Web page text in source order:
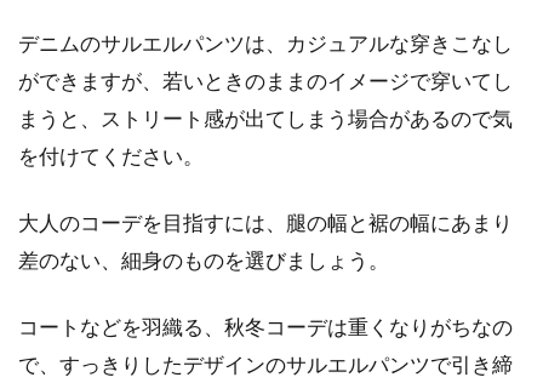
デニムのサルエルパンツは、カジュアルな穿きこなし
ができますが、若いときのままのイメージで穿いてし
まうと、ストリート感が出てしまう場合があるので気
を付けてください。
大人のコーデを目指すには、腿の幅と裾の幅にあまり
差のない、細身のものを選びましょう。
コートなどを羽織る、秋冬コーデは重くなりがちなの
で、すっきりしたデザインのサルエルパンツで引き締